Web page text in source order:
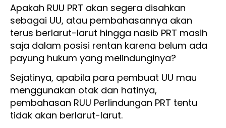
Apakah RUU PRT akan segera disahkan
sebagai UU, atau pembahasannya akan
terus berlarut-larut hingga nasib PRT masih
saja dalam posisi rentan karena belum ada
payung hukum yang melindunginya?
Sejatinya, apabila para pembuat UU mau
menggunakan otak dan hatinya,
pembahasan RUU Perlindungan PRT tentu
tidak akan berlarut-larut.